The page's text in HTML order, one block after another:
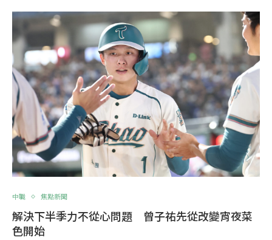
中職 焦點新聞
解決下半季力不從心問題 曾子祐先從改變宵夜菜
色開始